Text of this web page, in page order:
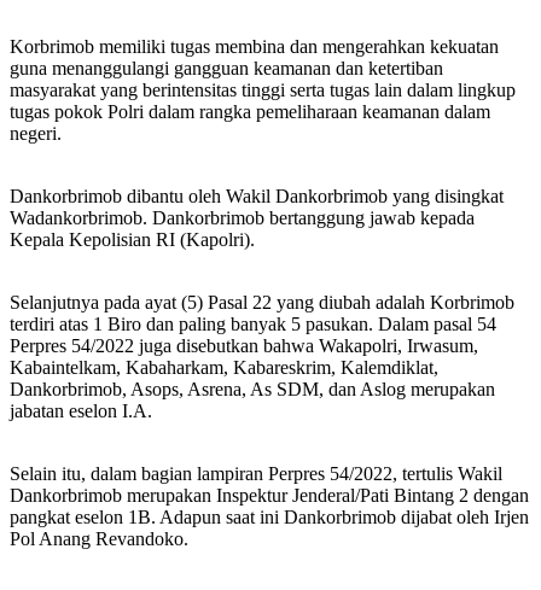
Korbrimob memiliki tugas membina dan mengerahkan kekuatan
guna menanggulangi gangguan keamanan dan ketertiban
masyarakat yang berintensitas tinggi serta tugas lain dalam lingkup
tugas pokok Polri dalam rangka pemeliharaan keamanan dalam
negeri.
Dankorbrimob dibantu oleh Wakil Dankorbrimob yang disingkat
Wadankorbrimob. Dankorbrimob bertanggung jawab kepada
Kepala Kepolisian RI (Kapolri).
Selanjutnya pada ayat (5) Pasal 22 yang diubah adalah Korbrimob
terdiri atas 1 Biro dan paling banyak 5 pasukan. Dalam pasal 54
Perpres 54/2022 juga disebutkan bahwa Wakapolri, Irwasum,
Kabaintelkam, Kabaharkam, Kabareskrim, Kalemdiklat,
Dankorbrimob, Asops, Asrena, As SDM, dan Aslog merupakan
jabatan eselon I.A.
Selain itu, dalam bagian lampiran Perpres 54/2022, tertulis Wakil
Dankorbrimob merupakan Inspektur Jenderal/Pati Bintang 2 dengan
pangkat eselon 1B. Adapun saat ini Dankorbrimob dijabat oleh Irjen
Pol Anang Revandoko.